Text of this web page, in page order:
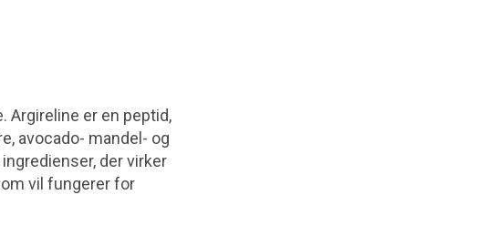
Argireline er en peptid,
avocado- mandel- og
der virker
vil fungerer for